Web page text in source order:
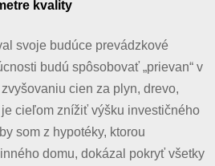
kvality
svoje budúce prevádzkové
budú spôsobovať „prievan“ v
cien za plyn, drevo,
cieľom znížiť výšku investičného
som z hypotéky, ktorou
domu, dokázal pokryť všetky